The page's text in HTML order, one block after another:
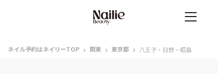
ネイル予約はネイリーTOP › 関東 › 東京都 › 八王子・日野・昭島